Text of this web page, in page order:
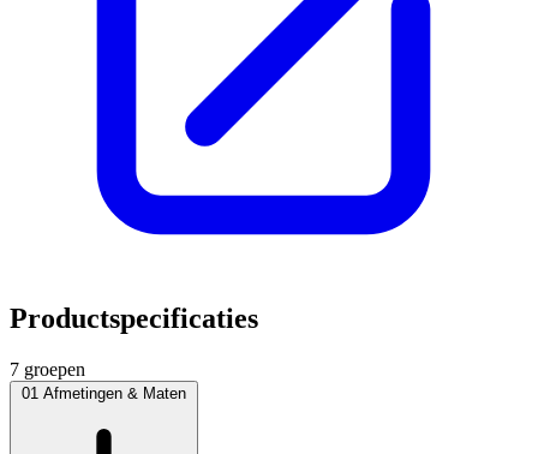
Productspecificaties
7 groepen
01 Afmetingen & Maten